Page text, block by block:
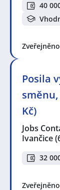
40
Posila
směnu,
Kč)
Jobs
Ivančice
32